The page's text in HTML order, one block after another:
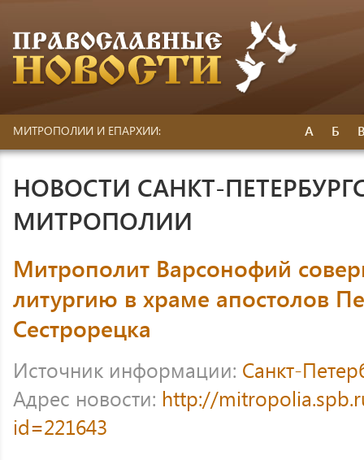
МИТРОПОЛИИ И ЕПАРХИИ: А Б
НОВОСТИ САНКТ-
МИТРОПОЛИИ
Митрополит Варсонофий
литургию в храме апостолов
Сестрорецка
Источник информации: Санкт-
Адрес новости: http://
id=221643